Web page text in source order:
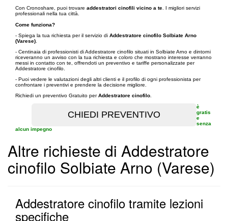
Con Cronoshare, puoi trovare addestratori cinofili vicino a te . I migliori servizi
professionali nella tua città.
Come funziona?
- Spiega la tua richiesta per il servizio di Addestratore cinofilo Solbiate Arno
(Varese)
- Centinaia di professionisti di Addestratore cinofilo situati in Solbiate Arno e dintorni
riceveranno un avviso con la tua richiesta e coloro che mostrano interesse verranno
messi in contatto con te, offrendoti un preventivo e tariffe personalizzate per
Addestratore cinofilo.
- Puoi vedere le valutazioni degli altri clienti e il profilo di ogni professionista per
confrontare i preventivi e prendere la decisione migliore.
Richiedi un preventivo Gratuito perAddestratore cinofilo
è
gratis
e
senza
alcun impegno
Altre richieste di Addestratore
cinofilo Solbiate Arno (Varese)
Addestratore cinofilo tramite lezioni
specifiche